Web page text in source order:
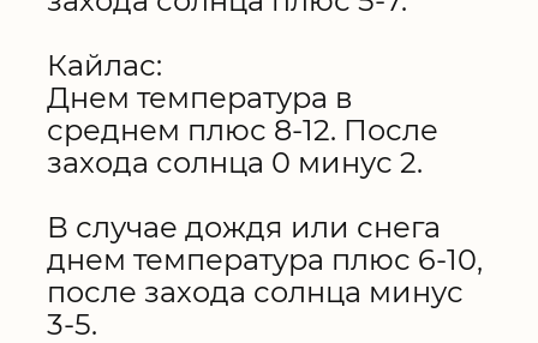
Кайлас:
Днем температура в
среднем плюс 8-12. После
захода солнца 0 минус 2.
В случае дождя или снега
днем температура плюс 6-10,
после захода солнца минус
3-5.